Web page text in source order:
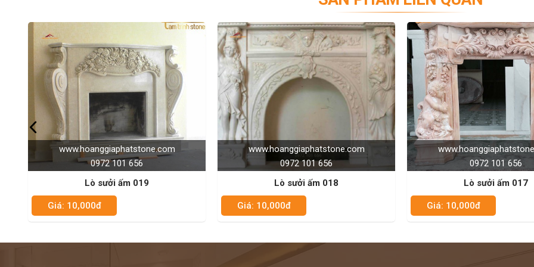
0972 101 656
www.hoanggiaphatstone.com
0972 101 656
www.hoanggiaphatstone.com
0972 101 656